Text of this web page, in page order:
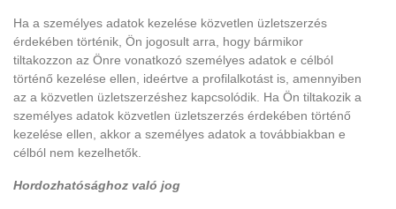
Ha a személyes adatok kezelése közvetlen üzletszerzés
érdekében történik, Ön jogosult arra, hogy bármikor
tiltakozzon az Önre vonatkozó személyes adatok e célból
történő kezelése ellen, ideértve a profilalkotást is, amennyiben
az a közvetlen üzletszerzéshez kapcsolódik. Ha Ön tiltakozik a
személyes adatok közvetlen üzletszerzés érdekében történő
kezelése ellen, akkor a személyes adatok a továbbiakban e
célból nem kezelhetők.
Hordozhatósághoz való jog